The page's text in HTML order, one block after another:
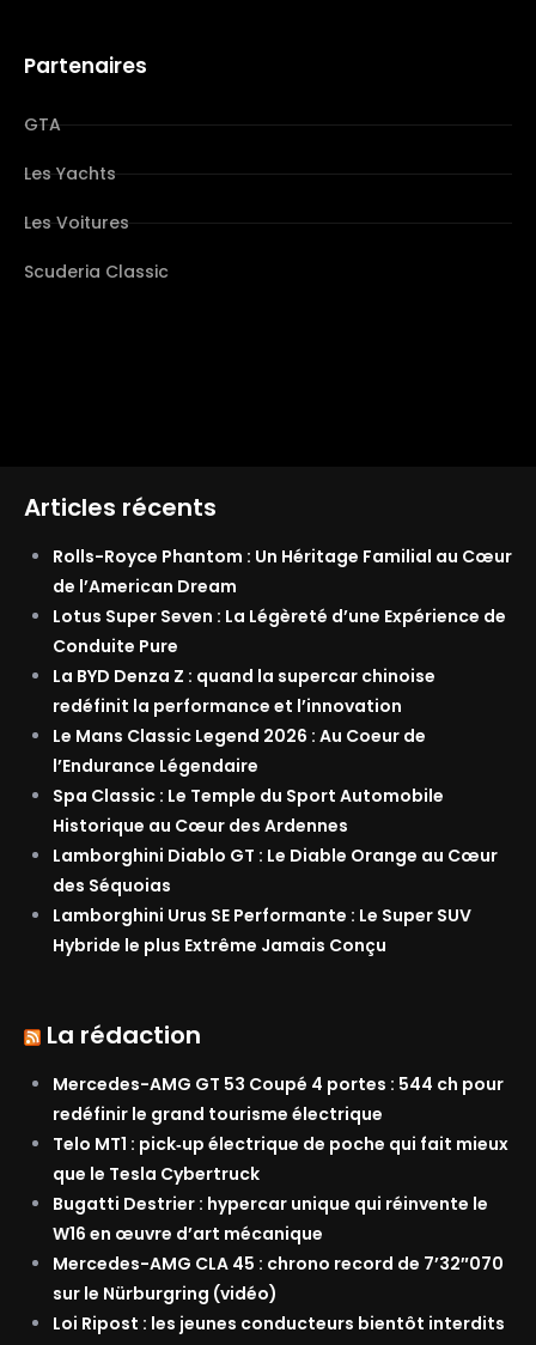
Partenaires
GTA
Les Yachts
Les Voitures
Scuderia Classic
Articles récents
Rolls-Royce Phantom : Un Héritage Familial au Cœur
de l’American Dream
Lotus Super Seven : La Légèreté d’une Expérience de
Conduite Pure
La BYD Denza Z : quand la supercar chinoise
redéfinit la performance et l’innovation
Le Mans Classic Legend 2026 : Au Coeur de
l’Endurance Légendaire
Spa Classic : Le Temple du Sport Automobile
Historique au Cœur des Ardennes
Lamborghini Diablo GT : Le Diable Orange au Cœur
des Séquoias
Lamborghini Urus SE Performante : Le Super SUV
Hybride le plus Extrême Jamais Conçu
La rédaction
Mercedes-AMG GT 53 Coupé 4 portes : 544 ch pour
redéfinir le grand tourisme électrique
Telo MT1 : pick‑up électrique de poche qui fait mieux
que le Tesla Cybertruck
Bugatti Destrier : hypercar unique qui réinvente le
W16 en œuvre d’art mécanique
Mercedes-AMG CLA 45 : chrono record de 7’32″070
sur le Nürburgring (vidéo)
Loi Ripost : les jeunes conducteurs bientôt interdits